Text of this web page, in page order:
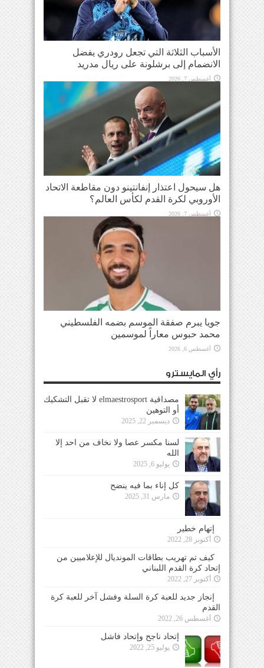
الأسباب الثلاثة التي تجعل رودري يفضل
الانضمام إلى برشلونة على ريال مدريد
أغسطس 7, 2026
هل سيحول اعتذار إنفانتينو دون مقاطعة الاتحاد
الأوروبي لكرة القدم لكأس العالم؟
أغسطس 7, 2026
جويا يبرم صفقة الموسم بضمه الفلسطيني
محمد حبوس معاراً لموسمين
أغسطس 6, 2026
رأي المايسترو
مصداقية elmaestrosport لا تقبل التشكيك
أو التوهين
ديسمبر 22, 2025
لسنا مكسر عصا ولا نخاف من احد إلا
الله
يوليو 6, 2025
كل إناء بما فيه ينضح
مارس 31, 2025
إتهام خطير
أكتوبر 28, 2022
كيف تم تهريب بطاقات المونديال للإعلاميين من
إتحاد كرة القدم اللبناني
أكتوبر 27, 2022
إنجاز جديد للعبة كرة السلة وفشل آخر للعبة كرة
القدم
أغسطس 26, 2022
إتحاد ناجح وإتحاد فاشل
يوليو 25, 2022